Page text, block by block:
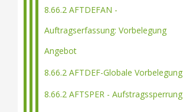
8.66.2 AFTDEFAN -
Auftragserfassung: Vorbelegung
Angebot
8.66.2 AFTDEF-Globale Vorbelegung
8.66.2 AFTSPER - Aufstragssperrung